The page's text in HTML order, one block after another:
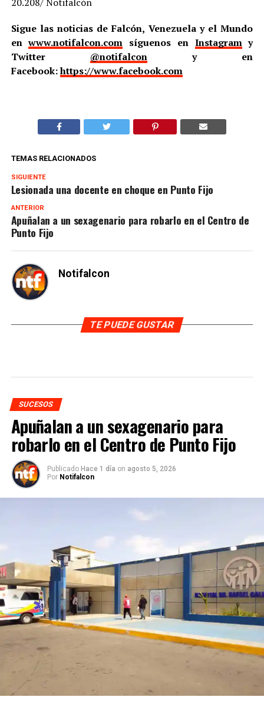
Sigue las noticias de Falcón, Venezuela y el Mundo
enwww.notifalcon.com síguenos en Instagramy
Twitter @notifalcony en
Facebook:https://www.facebook.com
TEMAS RELACIONADOS
SIGUIENTE
Lesionada una docente en choque en Punto Fijo
ANTERIOR
Apuñalan a un sexagenario para robarlo en el Centro de
Punto Fijo
Notifalcon
TE PUEDE GUSTAR
SUCESOS
Apuñalan a un sexagenario para
robarlo en el Centro de Punto Fijo
Publicado Hace 1 día on agosto 5, 2026
Por Notifalcon